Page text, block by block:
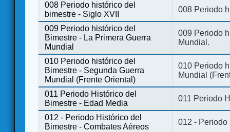
008 Periodo histórico del
bimestre - Siglo XVII
008 Periodo
009 Periodo histórico del
Bimestre - La Primera Guerra
Mundial
009 Periodo
Mundial.
010 Periodo histórico del
Bimestre - Segunda Guerra
Mundial (Frente Oriental)
010 Periodo
Mundial
011 Periodo Histórico del
Bimestre - Edad Media
011 Periodo
012 - Periodo Histórico del
Bimestre - Combates Aéreos
012 - Periodo